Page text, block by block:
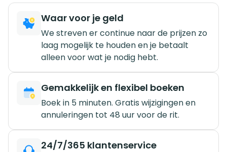
Waar voor je geld
We streven er continue naar de prijzen zo
laag mogelijk te houden en je betaalt
alleen voor wat je nodig hebt.
Gemakkelijk en flexibel boeken
Boek in 5 minuten. Gratis wijzigingen en
annuleringen tot 48 uur voor de rit.
24/7/365 klantenservice